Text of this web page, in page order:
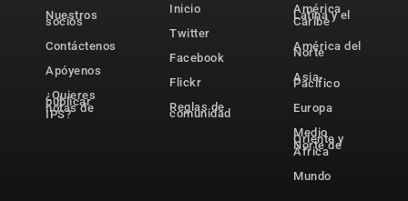
Nuestros
socios
Contáctenos
Apóyenos
¿Quieres
publicar
notas de
IPS?
Inicio
Twitter
Facebook
Flickr
Reglas de
comunidad
América
Latina y el
Caribe
América del
Norte
Asia-
Pacífico
Europa
Medio
Oriente y
Norte de
África
Mundo